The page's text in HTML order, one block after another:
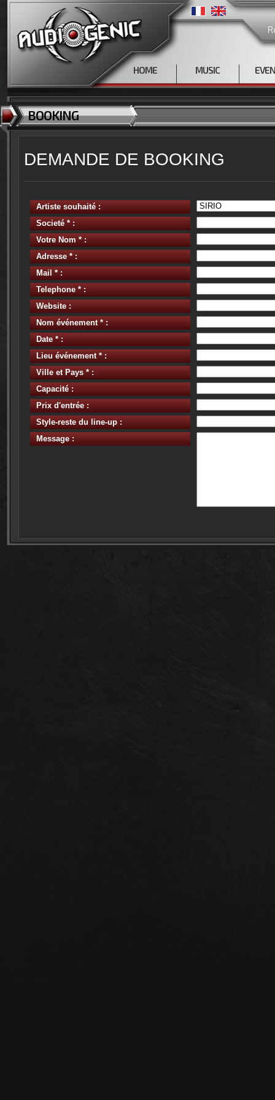
HOME MUSIC
BOOKING
DEMANDE DE BOOKING
Artiste souhaité :
Societé * :
Votre Nom * :
Adresse * :
Mail * :
Telephone * :
Website :
Nom événement * :
Date * :
Lieu événement * :
Ville et Pays * :
Capacité :
Prix d'entrée :
Style-reste du line-up :
Message :